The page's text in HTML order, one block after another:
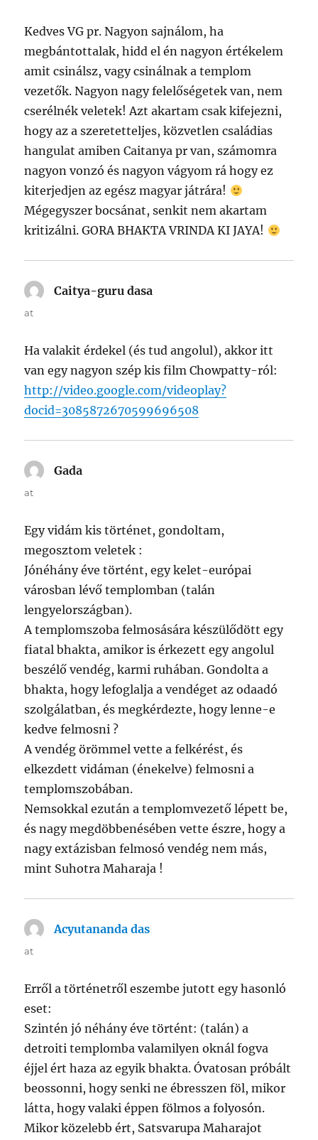
Kedves VG pr. Nagyon sajnálom, ha
megbántottalak, hidd el én nagyon értékelem
amit csinálsz, vagy csinálnak a templom
vezetők. Nagyon nagy felelőségetek van, nem
cserélnék veletek! Azt akartam csak kifejezni,
hogy az a szeretetteljes, közvetlen családias
hangulat amiben Caitanya pr van, számomra
nagyon vonzó és nagyon vágyom rá hogy ez
kiterjedjen az egész magyar játrára!
Mégegyszer bocsánat, senkit nem akartam
kritizálni. GORA BHAKTA VRINDA KI JAYA!
Caitya-guru dasa
at
Ha valakit érdekel (és tud angolul), akkor itt
van egy nagyon szép kis film Chowpatty-ról:
http://video.google.com/videoplay?
docid=3085872670599696508
Gada
at
Egy vidám kis történet, gondoltam,
megosztom veletek :
Jónéhány éve történt, egy kelet-európai
városban lévő templomban (talán
lengyelországban).
A templomszoba felmosására készülődött egy
fiatal bhakta, amikor is érkezett egy angolul
beszélő vendég, karmi ruhában. Gondolta a
bhakta, hogy lefoglalja a vendéget az odaadó
szolgálatban, és megkérdezte, hogy lenne-e
kedve felmosni ?
A vendég örömmel vette a felkérést, és
elkezdett vidáman (énekelve) felmosni a
templomszobában.
Nemsokkal ezután a templomvezető lépett be,
és nagy megdöbbenésében vette észre, hogy a
nagy extázisban felmosó vendég nem más,
mint Suhotra Maharaja !
Acyutananda das
at
Erről a történetről eszembe jutott egy hasonló
eset:
Szintén jó néhány éve történt: (talán) a
detroiti templomba valamilyen oknál fogva
éjjel ért haza az egyik bhakta. Óvatosan próbált
beossonni, hogy senki ne ébresszen föl, mikor
látta, hogy valaki éppen fölmos a folyosón.
Mikor közelebb ért, Satsvarupa Maharajot